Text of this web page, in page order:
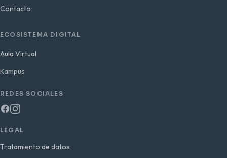
Contacto
ECOSISTEMA DIGITAL
Aula Virtual
Kampus
REDES SOCIALES
LEGAL
Tratamiento de datos